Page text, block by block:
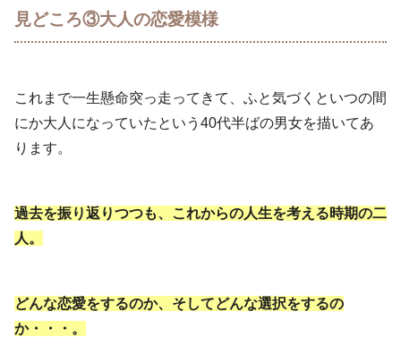
見どころ③大人の恋愛模様
これまで一生懸命突っ走ってきて、ふと気づくといつの間
にか大人になっていたという40代半ばの男女を描いてあ
ります。
過去を振り返りつつも、これからの人生を考える時期の二
人。
どんな恋愛をするのか、そしてどんな選択をするの
か・・・。